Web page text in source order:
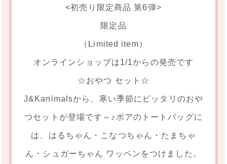
<初売り限定商品 第6弾>
限定品
（Limited item）
オンラインショップは1/1からの発売です
☆おやつ セット☆
J&Kanimalsから、寒い季節にピッタリのおや
つセットが登場です～♪ボアのトートバッグに
は、はるちゃん・こなつちゃん・たまちゃ
ん・シュガーちゃん ワッペンをつけました。